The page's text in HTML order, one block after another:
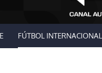
FÚTBOL INTERNACIONAL